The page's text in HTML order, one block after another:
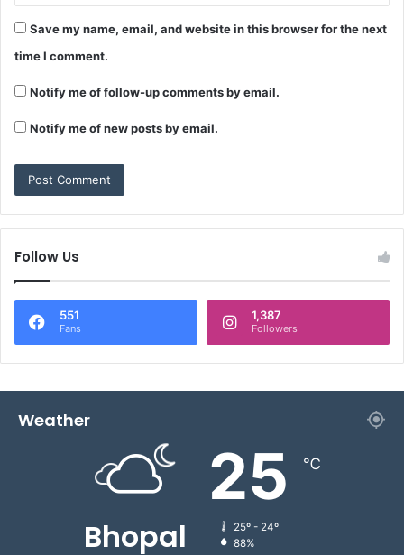
Save my name, email, and website in this browser for the next
time I comment.
Notify me of follow-up comments by email.
Notify me of new posts by email.
Follow Us
551
Fans
1,387
Followers
Weather
Bhopal
25 ℃
25º - 24º
88%